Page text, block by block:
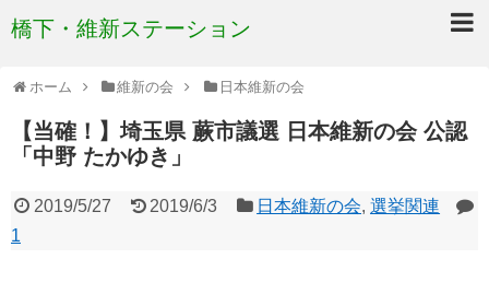
橋下・維新ステーション
ホーム 維新の会 日本維新の会
【当確！】埼玉県 蕨市議選 日本維新の会 公認
「中野 たかゆき」
2019/5/27 2019/6/3 日本維新の会,選挙関連
1